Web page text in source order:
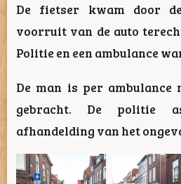
De fietser kwam door
voorruit van de auto
Politie en een ambulance
De man is per ambulance
gebracht. De politie
afhandelding van het